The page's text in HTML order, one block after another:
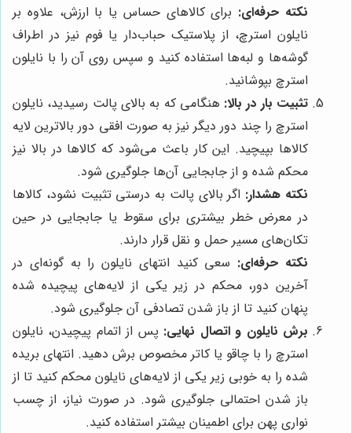
نکته حرفه‌ای: برای کالاهای حساس یا با ارزش، علاوه بر
نایلون استرچ، از پلاستیک حباب‌دار یا فوم نیز در اطراف
گوشه‌ها و لبه‌ها استفاده کنید و سپس روی آن را با نایلون
استرچ بپوشانید.
تثبیت بار در بالا: هنگامی که به بالای پالت رسیدید، نایلون
استرچ را چند دور دیگر نیز به صورت افقی دور بالاترین لایه
کالاها بپیچید. این کار باعث می‌شود که کالاها در بالا نیز
محکم شده و از جابجایی آن‌ها جلوگیری شود.
نکته هشدار: اگر بالای پالت به درستی تثبیت نشود، کالاها
در معرض خطر بیشتری برای سقوط یا جابجایی در حین
تکان‌های مسیر حمل و نقل قرار دارند.
نکته حرفه‌ای: سعی کنید انتهای نایلون را به گونه‌ای در
آخرین دور، محکم در زیر یکی از لایه‌های پیچیده شده
پنهان کنید تا از باز شدن تصادفی آن جلوگیری شود.
برش نایلون و اتصال نهایی: پس از اتمام پیچیدن، نایلون
استرچ را با چاقو یا کاتر مخصوص برش دهید. انتهای بریده
شده را به خوبی زیر یکی از لایه‌های نایلون محکم کنید تا از
باز شدن احتمالی جلوگیری شود. در صورت نیاز، از چسب
نواری پهن برای اطمینان بیشتر استفاده کنید.